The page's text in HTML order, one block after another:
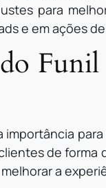
para
e em ações
de forma
a